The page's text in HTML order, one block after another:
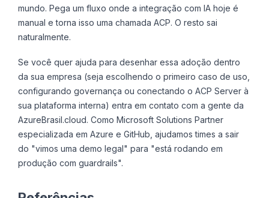
mundo. Pega um fluxo onde a integração com IA hoje é
manual e torna isso uma chamada ACP. O resto sai
naturalmente.
Se você quer ajuda para desenhar essa adoção dentro
da sua empresa (seja escolhendo o primeiro caso de uso,
configurando governança ou conectando o ACP Server à
sua plataforma interna) entra em contato com a gente da
AzureBrasil.cloud. Como Microsoft Solutions Partner
especializada em Azure e GitHub, ajudamos times a sair
do "vimos uma demo legal" para "está rodando em
produção com guardrails".